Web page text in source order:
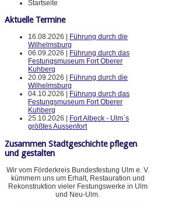
Startseite
Aktuelle Termine
16.08.2026 |
Führung durch die
Wilhelmsburg
06.09.2026 |
Führung durch das
Festungsmuseum Fort Oberer
Kuhberg
20.09.2026 |
Führung durch die
Wilhelmsburg
04.10.2026 |
Führung durch das
Festungsmuseum Fort Oberer
Kuhberg
25.10.2026 |
Fort Albeck - Ulm`s
größtes Aussenfort
Zusammen Stadtgeschichte pflegen
und gestalten
Wir vom Förderkreis Bundesfestung Ulm e. V.
kümmern uns um Erhalt, Restauration und
Rekonstruktion vieler Festungswerke in Ulm
und Neu-Ulm.